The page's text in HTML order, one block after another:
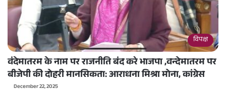
विपक्ष
वंदेमातरम के नाम पर राजनीति बंद करे भाजपा ,वन्देमातरम पर
बीजेपी की दोहरी मानसिकता: आराधना मिश्रा मोना, कांग्रेस
December 22, 2025